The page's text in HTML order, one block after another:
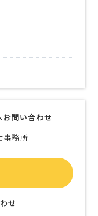
問い合わせ
せ